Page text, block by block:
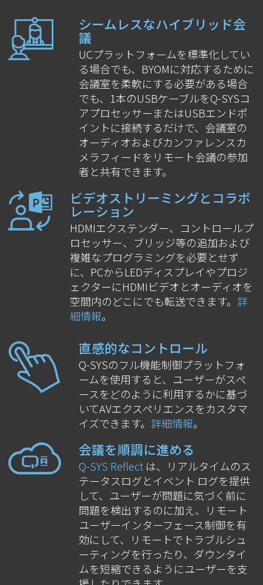
シームレスなハイブリッド会
議
UCプラットフォームを標準化してい
る場合でも、BYOMに対応するために
会議室を柔軟にする必要がある場合
でも、1本のUSBケーブルをQ-SYSコ
アプロセッサーまたはUSBエンドポ
イントに接続するだけで、会議室の
オーディオおよびカンファレンスカ
メラフィードをリモート会議の参加
者と共有できます。
ビデオストリーミングとコラボ
レーション
HDMIエクステンダー、コントロールプ
ロセッサー、ブリッジ等の追加および
複雑なプログラミングを必要とせず
に、PCからLEDディスプレイやプロジ
ェクターにHDMIビデオとオーディオを
空間内のどこにでも転送できます。 詳
細情報。
直感的なコントロール
Q-SYSのフル機能制御プラットフォ
ームを使用すると、ユーザーがスペ
ースをどのように利用するかに基づ
いてAVエクスペリエンスをカスタマ
イズできます。 詳細情報。
会議を順調に進める
Q-SYS Reflectは、リアルタイムのス
テータスログとイベント ログを提供
して、ユーザーが問題に気づく前に
問題を検出するのに加え、リモート
ユーザーインターフェース制御を有
効にして、リモートでトラブルシュ
ーティングを行ったり、ダウンタイ
ムを短縮できるようにユーザーを支